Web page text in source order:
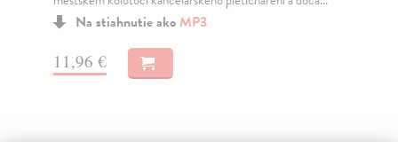
Na stiahnutie akoMP3
11,96 €